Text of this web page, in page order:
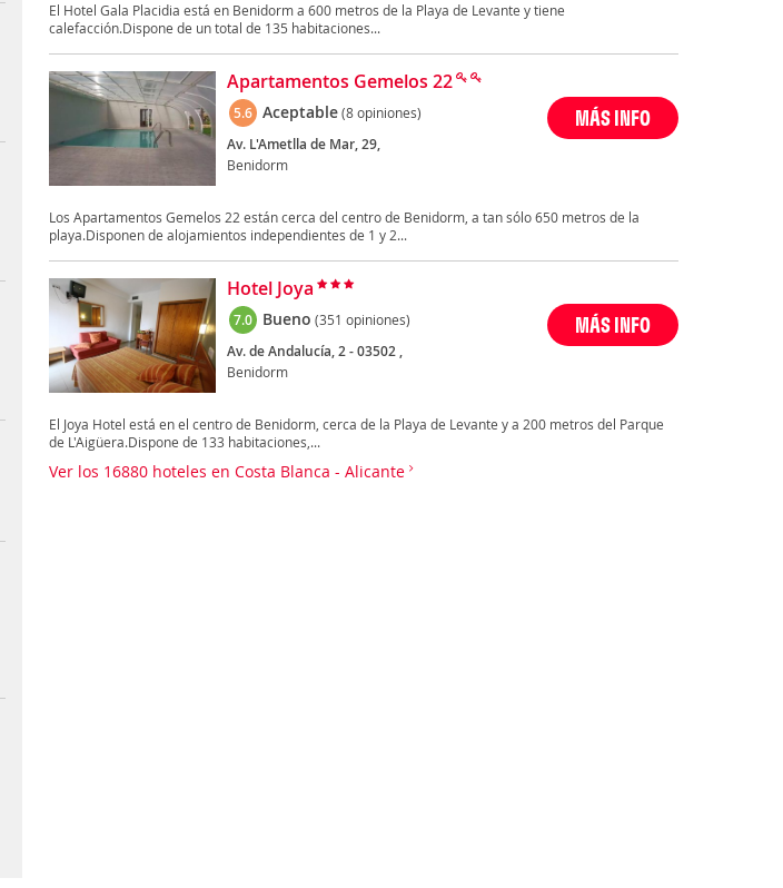
El Hotel Gala Placidia está en Benidorm a 600 metros de la Playa de Levante y tiene
calefacción.Dispone de un total de 135 habitaciones...
Apartamentos Gemelos 22
5.6 Aceptable(8 opiniones)
Av. L'Ametlla de Mar, 29,
Benidorm
MÁS INFO
Los Apartamentos Gemelos 22 están cerca del centro de Benidorm, a tan sólo 650 metros de la
playa.Disponen de alojamientos independientes de 1 y 2...
Hotel Joya
7.0 Bueno (351 opiniones)
Av. de Andalucía, 2 - 03502 ,
Benidorm
MÁS INFO
El Joya Hotel está en el centro de Benidorm, cerca de la Playa de Levante y a 200 metros del Parque
de L'Aigüera.Dispone de 133 habitaciones,...
Ver los 16880 hoteles en Costa Blanca - Alicante